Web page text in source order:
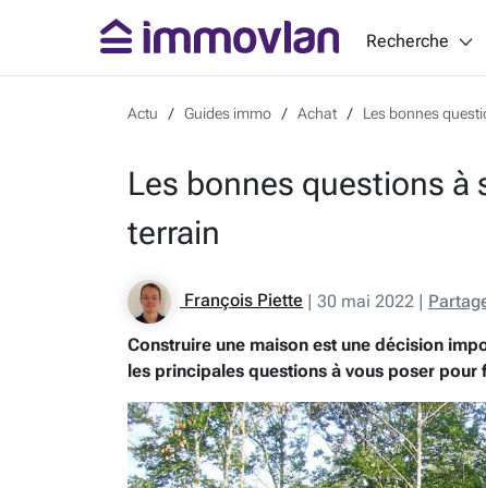
Recherche
Actu Guides immo Achat Les bonnes
Les bonnes questions à
terrain
François Piette | 30 mai 2022 |
Construire une maison est une décision
les principales questions à vous poser pour